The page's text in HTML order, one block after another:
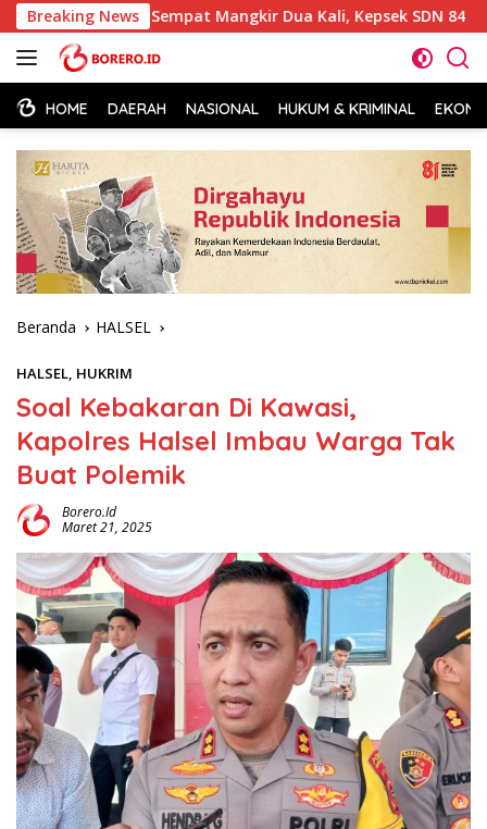
Langsung
ke
konten
Breaking News
Sempat Mangkir Dua Kali, Kepsek SDN 84 Halsel
HOME DAERAH NASIONAL HUKUM & KRIMINAL
Beranda HALSEL
HALSEL, HUKRIM
Soal Kebakaran Di Kawasi,
Kapolres Halsel Imbau Warga Tak
Buat Polemik
Borero.id
Maret 21, 2025